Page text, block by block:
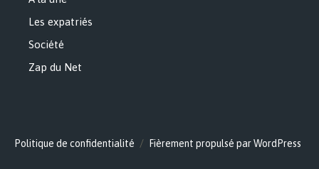
Les expatriés
Société
Zap du Net
Politique de confidentialité Fièrement propulsé par WordPress